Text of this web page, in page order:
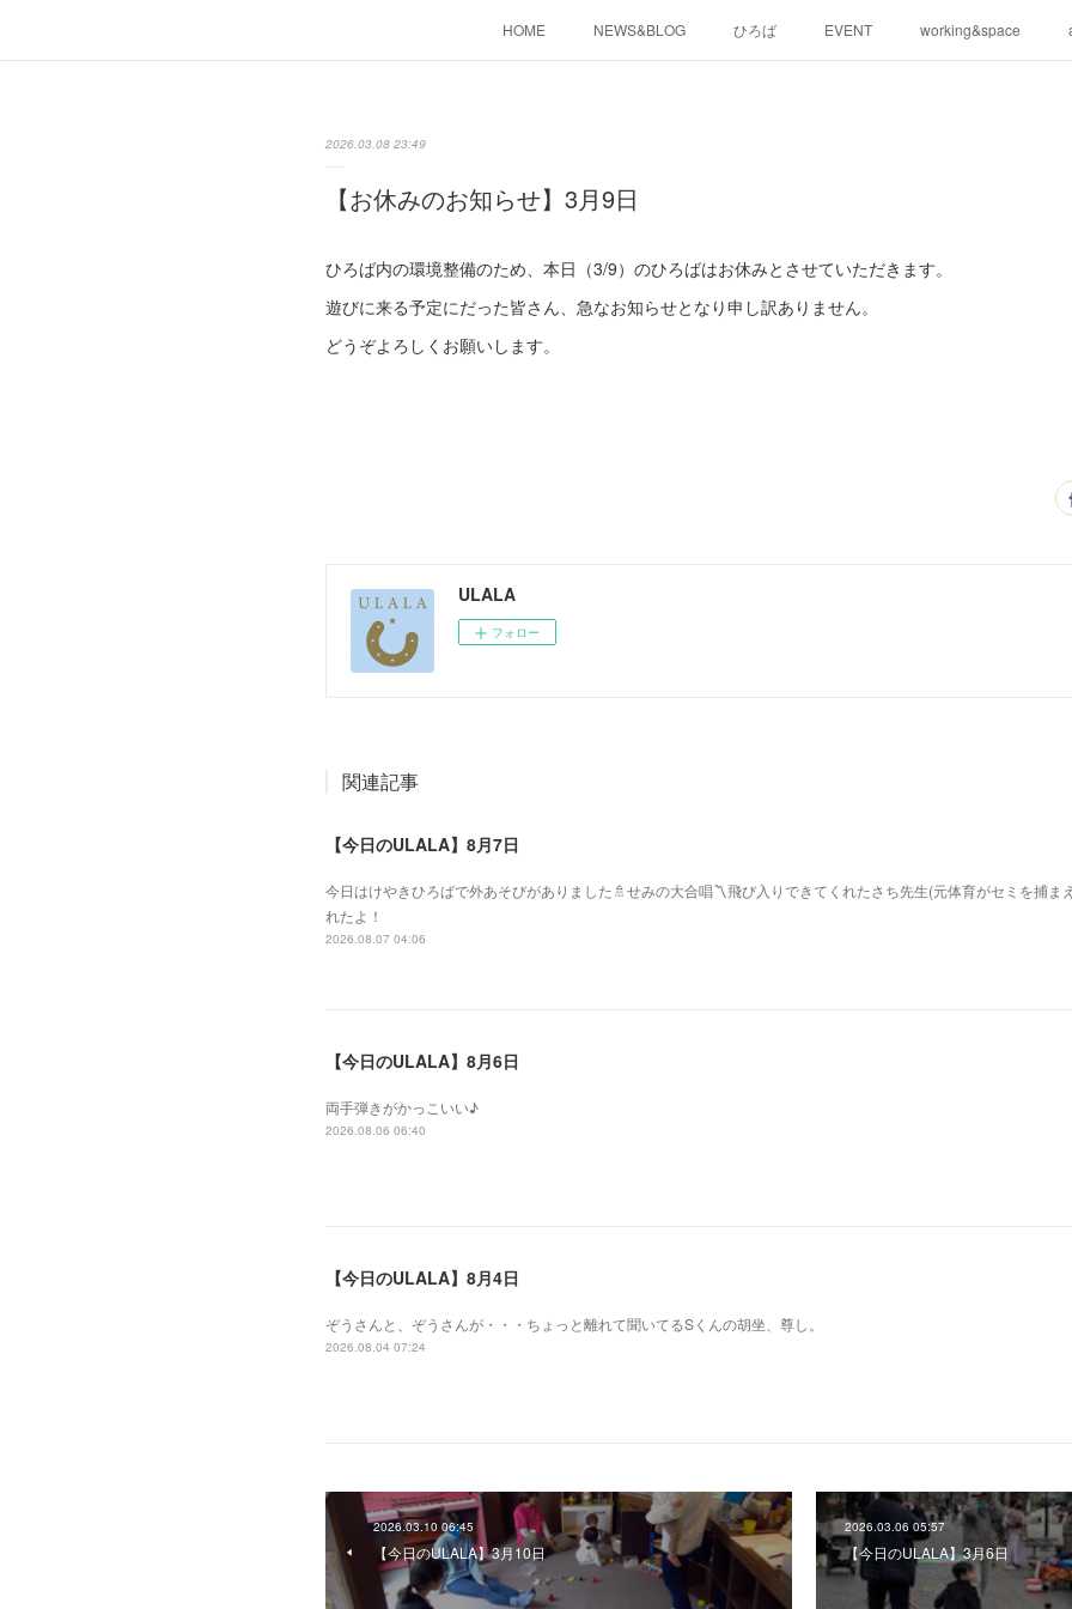
HOME NEWS&BLOG ひろば EVENT working&space
2026.03.08 23:49
【お休みのお知らせ】3月9日
ひろば内の環境整備のため、本日（3/9）のひろばはお休みとさせていただきます。
遊びに来る予定にだった皆さん、急なお知らせとなり申し訳ありません。
どうぞよろしくお願いします。
ULALA
フォロー
関連記事
【今日のULALA】8月7日
今日はけやきひろばで外あそびがありました🚿せみの大合唱〽飛び入りできてくれたさち先生(元体育がセミを捕ま
れたよ！
2026.08.07 04:06
【今日のULALA】8月6日
両手弾きがかっこいい♪
2026.08.06 06:40
【今日のULALA】8月4日
ぞうさんと、ぞうさんが・・・ちょっと離れて聞いてるSくんの胡坐、尊し。
2026.08.04 07:24
2026.03.10 06:45
【今日のULALA】3月10日
2026.03.06 05:57
【今日のULALA】3月6日